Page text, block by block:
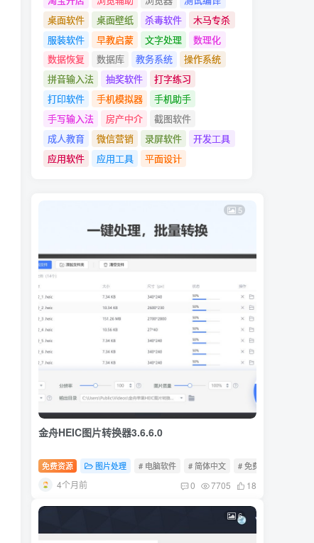
桌面软件
桌面壁纸 杀毒软件
木马专杀
服装软件
早教启蒙 文字处理
数理化
数据恢复
数据库 教务系统
操作系统
拼音输入法
抽奖软件
打字练习
打印软件
手机模拟器
手机助手
手写输入法
房产中介
截图软件
成人教育
微信营销 录屏软件
开发工具
应用软件
应用工具 平面设计
5
金舟HEIC图片转换器3.6.6.0
免费资源 图片处理 # 电脑软件 # 简体中文 # 免费软件
4个月前 0 7705 18
6